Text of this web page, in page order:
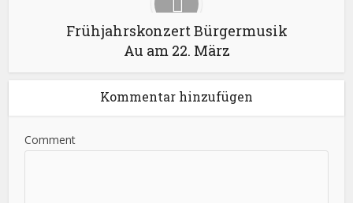
Frühjahrskonzert Bürgermusik
Au am 22. März
Kommentar hinzufügen
Comment